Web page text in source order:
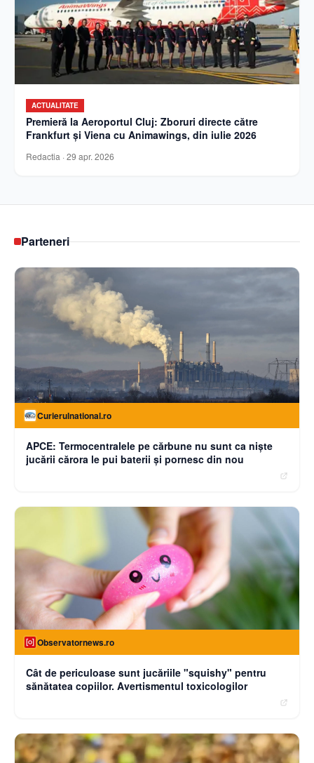
ACTUALITATE
Premieră la Aeroportul Cluj: Zboruri directe către
Frankfurt și Viena cu Animawings, din iulie 2026
Redactia · 29 apr. 2026
Parteneri
Curierulnational.ro
APCE: Termocentralele pe cărbune nu sunt ca niște
jucării cărora le pui baterii și pornesc din nou
Observatornews.ro
Cât de periculoase sunt jucăriile "squishy" pentru
sănătatea copiilor. Avertismentul toxicologilor